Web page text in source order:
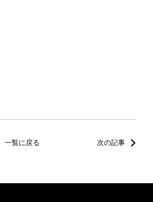
一覧に戻る 次の記事